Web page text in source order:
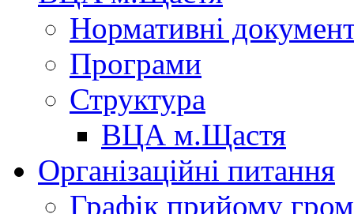
Нормативні
Програми
Структура
ВЦА м.Щастя
Організаційні питання
Графік прийому